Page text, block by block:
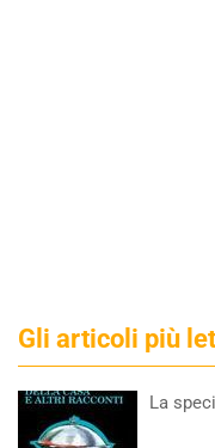
Gli articoli più
La